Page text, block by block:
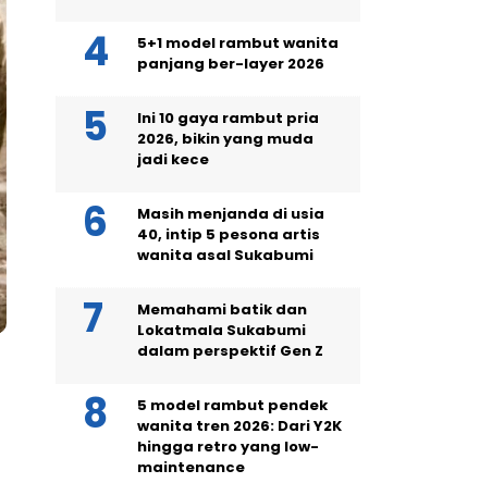
5+1 model rambut wanita
panjang ber-layer 2026
Ini 10 gaya rambut pria
2026, bikin yang muda
jadi kece
Masih menjanda di usia
40, intip 5 pesona artis
wanita asal Sukabumi
Memahami batik dan
Lokatmala Sukabumi
dalam perspektif Gen Z
5 model rambut pendek
wanita tren 2026: Dari Y2K
hingga retro yang low-
maintenance